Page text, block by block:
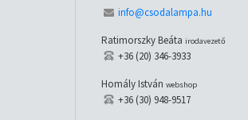
info@csodalampa.hu
Ratimorszky Beáta irodavezető
+36 (20) 346-3933
Homály István webshop
+36 (30) 948-9517